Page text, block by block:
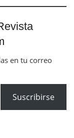
en tu correo
Suscribirse